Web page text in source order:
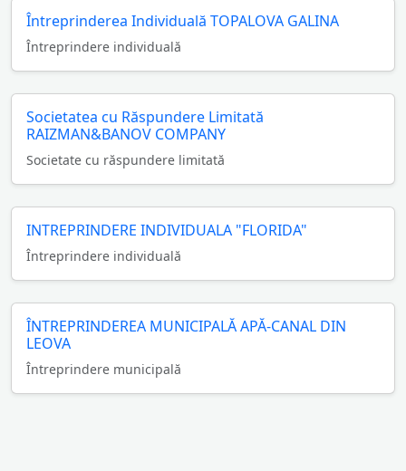
Întreprinderea Individuală TOPALOVA GALINA
Întreprindere individuală
Societatea cu Răspundere Limitată
RAIZMAN&BANOV COMPANY
Societate cu răspundere limitată
INTREPRINDERE INDIVIDUALA "FLORIDA"
Întreprindere individuală
ÎNTREPRINDEREA MUNICIPALĂ APĂ-CANAL DIN
LEOVA
Întreprindere municipală